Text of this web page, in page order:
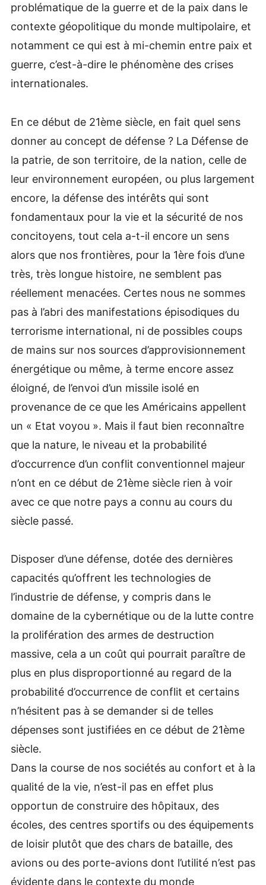
problématique de la guerre et de la paix dans le
contexte géopolitique du monde multipolaire, et
notamment ce qui est à mi-chemin entre paix et
guerre, c’est-à-dire le phénomène des crises
internationales.
En ce début de 21ème siècle, en fait quel sens
donner au concept de défense ? La Défense de
la patrie, de son territoire, de la nation, celle de
leur environnement européen, ou plus largement
encore, la défense des intérêts qui sont
fondamentaux pour la vie et la sécurité de nos
concitoyens, tout cela a-t-il encore un sens
alors que nos frontières, pour la 1ère fois d’une
très, très longue histoire, ne semblent pas
réellement menacées. Certes nous ne sommes
pas à l’abri des manifestations épisodiques du
terrorisme international, ni de possibles coups
de mains sur nos sources d’approvisionnement
énergétique ou même, à terme encore assez
éloigné, de l’envoi d’un missile isolé en
provenance de ce que les Américains appellent
un « Etat voyou ». Mais il faut bien reconnaître
que la nature, le niveau et la probabilité
d’occurrence d’un conflit conventionnel majeur
n’ont en ce début de 21ème siècle rien à voir
avec ce que notre pays a connu au cours du
siècle passé.
Disposer d’une défense, dotée des dernières
capacités qu’offrent les technologies de
l’industrie de défense, y compris dans le
domaine de la cybernétique ou de la lutte contre
la prolifération des armes de destruction
massive, cela a un coût qui pourrait paraître de
plus en plus disproportionné au regard de la
probabilité d’occurrence de conflit et certains
n’hésitent pas à se demander si de telles
dépenses sont justifiées en ce début de 21ème
siècle.
Dans la course de nos sociétés au confort et à la
qualité de la vie, n’est-il pas en effet plus
opportun de construire des hôpitaux, des
écoles, des centres sportifs ou des équipements
de loisir plutôt que des chars de bataille, des
avions ou des porte-avions dont l’utilité n’est pas
évidente dans le contexte du monde